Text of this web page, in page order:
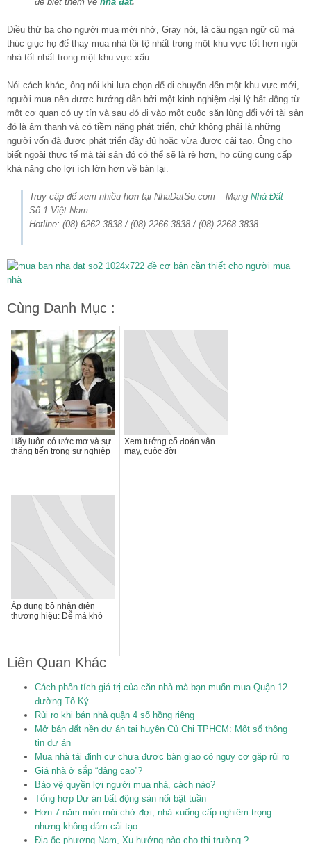
Điều thứ ba cho người mua mới nhớ, Gray nói, là câu ngạn ngữ cũ mà
thúc giục họ để thay mua nhà tồi tệ nhất trong một khu vực tốt hơn ngôi
nhà tốt nhất trong một khu vực xấu.
Nói cách khác, ông nói khi lựa chọn để di chuyển đến một khu vực mới,
người mua nên được hướng dẫn bởi một kinh nghiệm đại lý bất động từ
một cơ quan có uy tín và sau đó đi vào một cuộc săn lùng đối với tài sản
đó là âm thanh và có tiềm năng phát triển, chứ không phải là những
người vốn đã được phát triển đầy đủ hoặc vừa được cải tạo. Ông cho
biết ngoài thực tế mà tài sản đó có thể sẽ là rẻ hơn, họ cũng cung cấp
khả năng cho lợi ích lớn hơn về bán lại.
Truy cập để xem nhiều hơn tại NhaDatSo.com – Mạng Nhà Đất
Số 1 Việt Nam
Hotline: (08) 6262.3838 / (08) 2266.3838 / (08) 2268.3838
Cùng Danh Mục :
Hãy luôn có ước mơ và sự
thăng tiến trong sự nghiệp
Xem tướng cổ đoán vận
may, cuộc đời
Áp dụng bộ nhận diện
thương hiệu: Dễ mà khó
Liên Quan Khác
Cách phân tích giá trị của căn nhà mà bạn muốn mua Quận 12
đường Tô Ký
Rủi ro khi bán nhà quận 4 sổ hồng riêng
Mở bán đất nền dự án tại huyện Củ Chi TPHCM: Một số thông
tin dự án
Mua nhà tái định cư chưa được bàn giao có nguy cơ gặp rủi ro
Giá nhà ở sắp “dâng cao”?
Bảo vệ quyền lợi người mua nhà, cách nào?
Tổng hợp Dự án bất động sản nổi bật tuần
Hơn 7 năm mòn mỏi chờ đợi, nhà xuống cấp nghiêm trọng
nhưng không dám cải tạo
Địa ốc phương Nam, Xu hướng nào cho thị trường ?